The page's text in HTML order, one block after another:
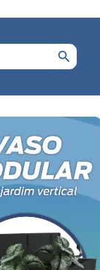
Search Button